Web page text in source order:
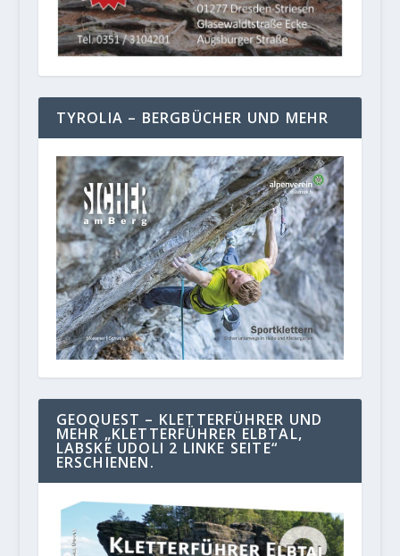
TYROLIA – BERGBÜCHER UND MEHR
GEOQUEST – KLETTERFÜHRER UND
MEHR „KLETTERFÜHRER ELBTAL,
LABSKE UDOLI 2 LINKE SEITE“
ERSCHIENEN.